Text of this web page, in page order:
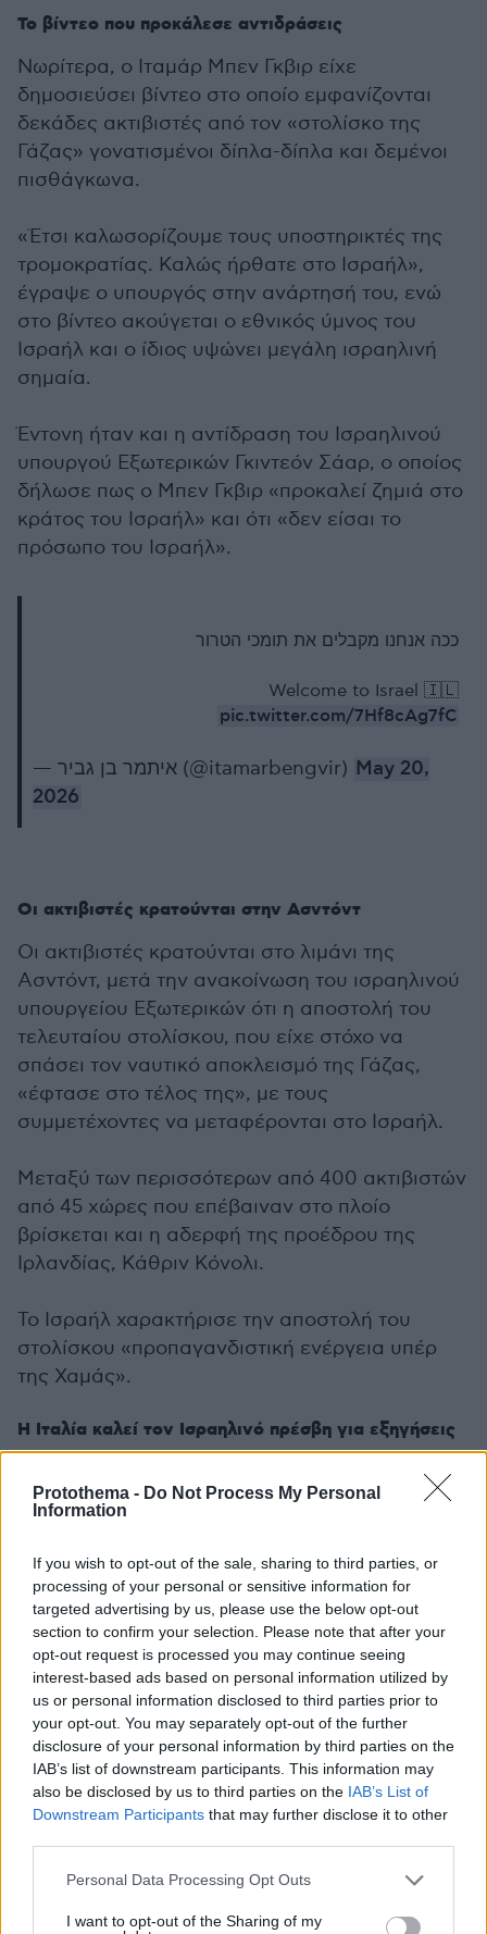
Protothema - Do Not Process My Personal
Information
If you wish to opt-out of the sale, sharing to third parties, or
processing of your personal or sensitive information for
targeted advertising by us, please use the below opt-out
section to confirm your selection. Please note that after your
opt-out request is processed you may continue seeing
interest-based ads based on personal information utilized by
us or personal information disclosed to third parties prior to
your opt-out. You may separately opt-out of the further
disclosure of your personal information by third parties on the
IAB’s list of downstream participants. This information may
also be disclosed by us to third parties on the IAB’s List of
Downstream Participants that may further disclose it to other
Please note that this website/app uses one or more Google
not limited to your visit or usage behaviour. You may click to
Personal Data Processing Opt Outs
I want to opt-out of the Sharing of my
Το βίντεο που προκάλεσε αντιδράσεις
Νωρίτερα, ο Ιταμάρ Μπεν Γκβιρ είχε
δημοσιεύσει βίντεο στο οποίο εμφανίζονται
δεκάδες ακτιβιστές από τον «στολίσκο της
Γάζας» γονατισμένοι δίπλα-δίπλα και δεμένοι
πισθάγκωνα.
«Έτσι καλωσορίζουμε τους υποστηρικτές της
τρομοκρατίας. Καλώς ήρθατε στο Ισραήλ»,
έγραψε ο υπουργός στην ανάρτησή του, ενώ
στο βίντεο ακούγεται ο εθνικός ύμνος του
Ισραήλ και ο ίδιος υψώνει μεγάλη ισραηλινή
σημαία.
Έντονη ήταν και η αντίδραση του Ισραηλινού
υπουργού Εξωτερικών Γκιντεόν Σάαρ, ο οποίος
δήλωσε πως ο Μπεν Γκβιρ «προκαλεί ζημιά στο
κράτος του Ισραήλ» και ότι «δεν είσαι το
πρόσωπο του Ισραήλ».
ככה אנחנו מקבלים את תומכי הטרור
Welcome to Israel 🇮🇱
pic.twitter.com/7Hf8cAg7fC
— איתמר בן גביר (@itamarbengvir) May 20,
2026
Οι ακτιβιστές κρατούνται στην Ασντόντ
Οι ακτιβιστές κρατούνται στο λιμάνι της
Ασντόντ, μετά την ανακοίνωση του ισραηλινού
υπουργείου Εξωτερικών ότι η αποστολή του
τελευταίου στολίσκου, που είχε στόχο να
σπάσει τον ναυτικό αποκλεισμό της Γάζας,
«έφτασε στο τέλος της», με τους
συμμετέχοντες να μεταφέρονται στο Ισραήλ.
Μεταξύ των περισσότερων από 400 ακτιβιστών
από 45 χώρες που επέβαιναν στο πλοίο
βρίσκεται και η αδερφή της προέδρου της
Ιρλανδίας, Κάθριν Κόνολι.
Το Ισραήλ χαρακτήρισε την αποστολή του
στολίσκου «προπαγανδιστική ενέργεια υπέρ
της Χαμάς».
Η Ιταλία καλεί τον Ισραηλινό πρέσβη για εξηγήσεις
απαράδεκτη τη μεταχείριση των ακτιβιστών και
πρέσβη για εξηγήσεις.
Σε κοινή δήλωση με σκληρό τόνο, η
πρωθυπουργός Τζιόρτζια Μελόνι και ο
υπουργός Εξωτερικών Αντόνιο Ταγιάνι
ανέφεραν ότι η Ιταλία «απαιτεί συγγνώμη για
τη μεταχείριση» των ακτιβιστών και για την
«απόλυτη έλλειψη σεβασμού» προς τα
αιτήματα της ιταλικής κυβέρνησης.
πολλοί Ιταλοί πολίτες, να υφίστανται αυτή τη